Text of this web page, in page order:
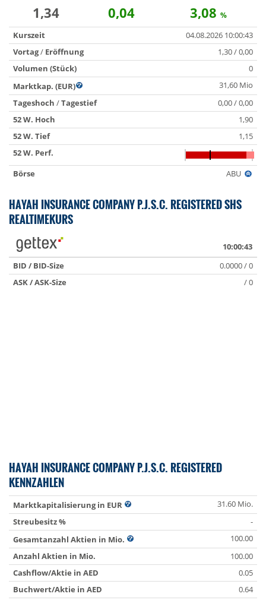
1,34 0,04 3,08 %
Kurszeit
04.08.2026 10:00:43
Vortag/ Eröffnung
1,30 / 0,00
Volumen (Stück)
0
Marktkap. (EUR)
31,60 Mio
Tageshoch /Tagestief
0,00 / 0,00
52 W. Hoch
1,90
52 W. Tief
1,15
52 W. Perf.
Börse
ABU
HAYAH INSURANCE COMPANY P.J.S.C. REGISTERED SHS
REALTIMEKURS
10:00:43
BID / BID-Size
0.0000 / 0
ASK / ASK-Size
/ 0
HAYAH INSURANCE COMPANY P.J.S.C. REGISTERED
KENNZAHLEN
Marktkapitalisierung in EUR
31.60 Mio.
Streubesitz %
-
Gesamtanzahl Aktien in Mio.
100.00
Anzahl Aktien in Mio.
100.00
Cashflow/Aktie in AED
0.05
Buchwert/Aktie in AED
0.64